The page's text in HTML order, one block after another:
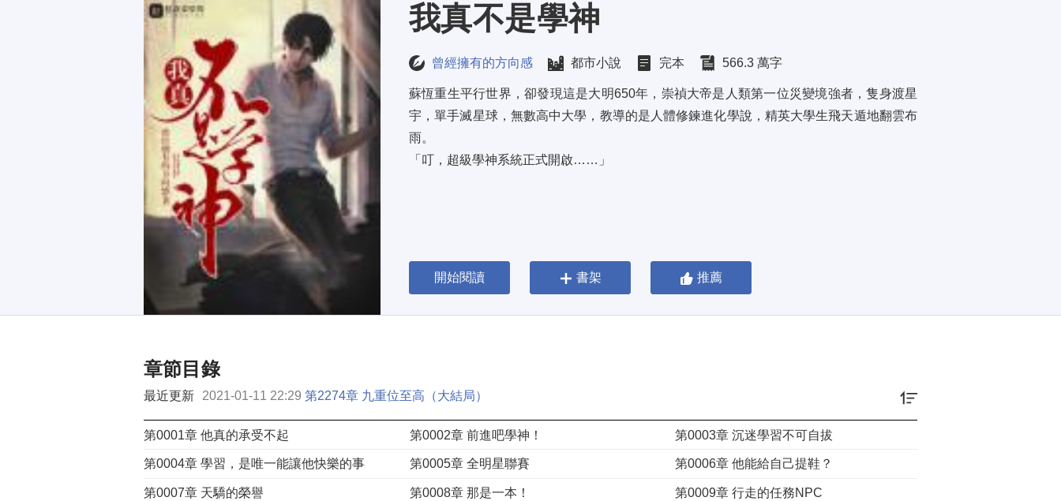
我真不是學神
曾經擁有的方向感 都市小說 完本 566.3 萬字
蘇恆重生平行世界，卻發現這是大明650年，崇禎大帝是人類第一位災變境強者，隻身渡星
宇，單手滅星球，無數高中大學，教導的是人體修鍊進化學說，精英大學生飛天遁地翻雲布
雨。
「叮，超級學神系統正式開啟……」
開始閱讀 書架 推薦
章節目錄
最近更新 2021-01-11 22:29 第2274章 九重位至高（大結局）
第0001章 他真的承受不起 第0002章 前進吧學神！ 第0003章 沉迷學習不可自拔
第0004章 學習，是唯一能讓他快樂的事 第0005章 全明星聯賽 第0006章 他能給自己提鞋？
第0007章 天驕的榮譽 第0008章 那是一本！ 第0009章 行走的任務NPC